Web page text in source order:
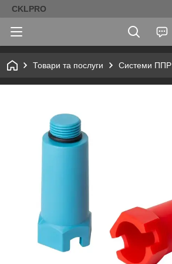
CKLPRO
Товари та послуги Системи ППР